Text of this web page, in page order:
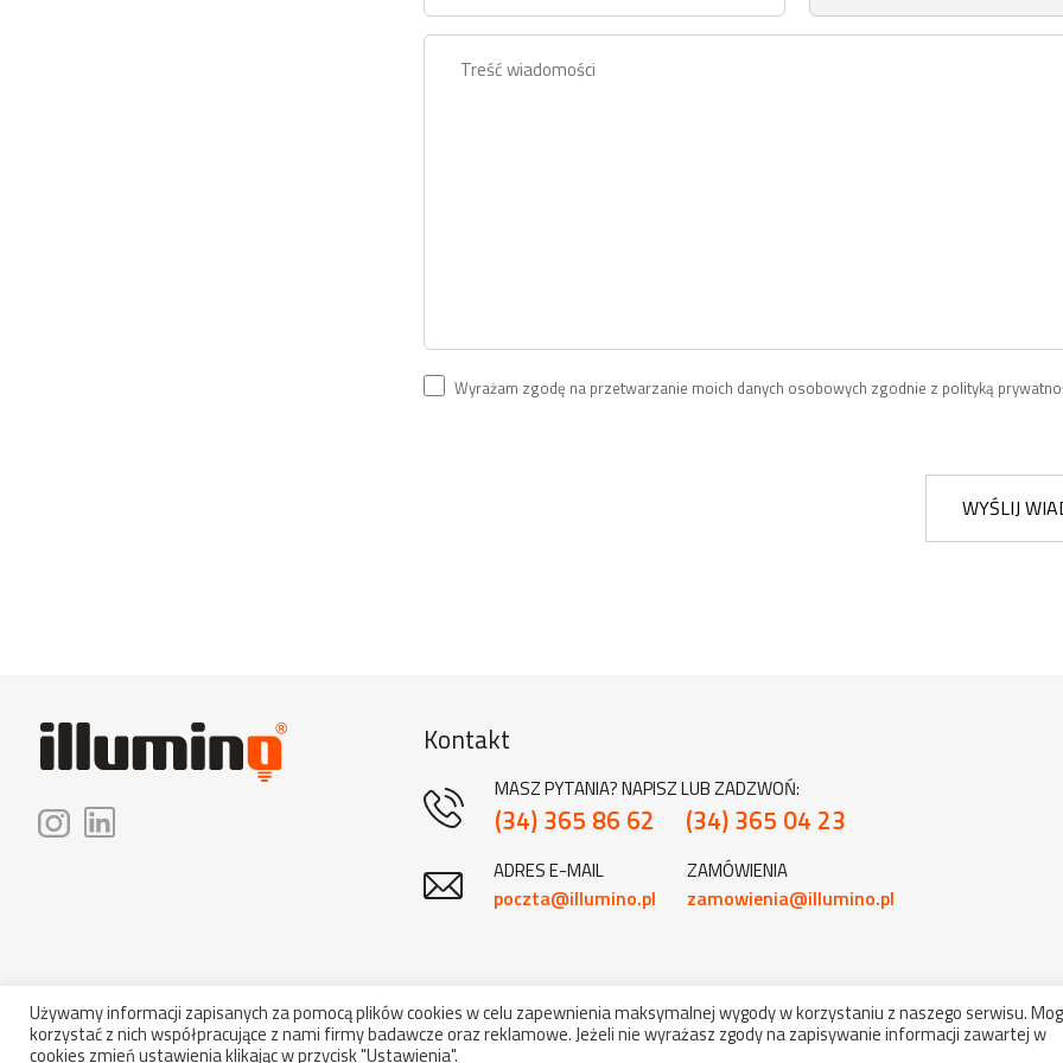
Wyrażam zgodę na przetwarzanie moich danych osobowych zgodnie z polityką
WYŚLIJ
Kontakt
MASZ PYTANIA? NAPISZ LUB ZADZWOŃ:
(34) 365 86 62 (34) 365 04 23
ADRES E-MAIL
poczta@illumino.pl
ZAMÓWIENIA
zamowienia@illumino.pl
Copyright 2022-2026 illumino - komponenty, oświetlenie. Wszelkie prawa
Używamy informacji zapisanych za pomocą plików cookies w celu zapewnienia maksymalnej wygody w korzystaniu z naszego serwisu.
korzystać z nich współpracujące z nami firmy badawcze oraz reklamowe. Jeżeli nie wyrażasz zgody na zapisywanie informacji zawartej w
cookies zmień ustawienia klikając w przycisk "Ustawienia".